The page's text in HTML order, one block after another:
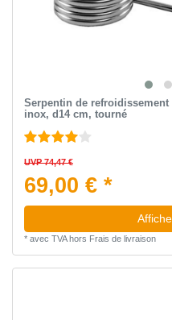
Serpentin de
inox, d14 cm, tourné
UVP 74,47 €
69,00 € *
* avec TVAhors Frais de livraison